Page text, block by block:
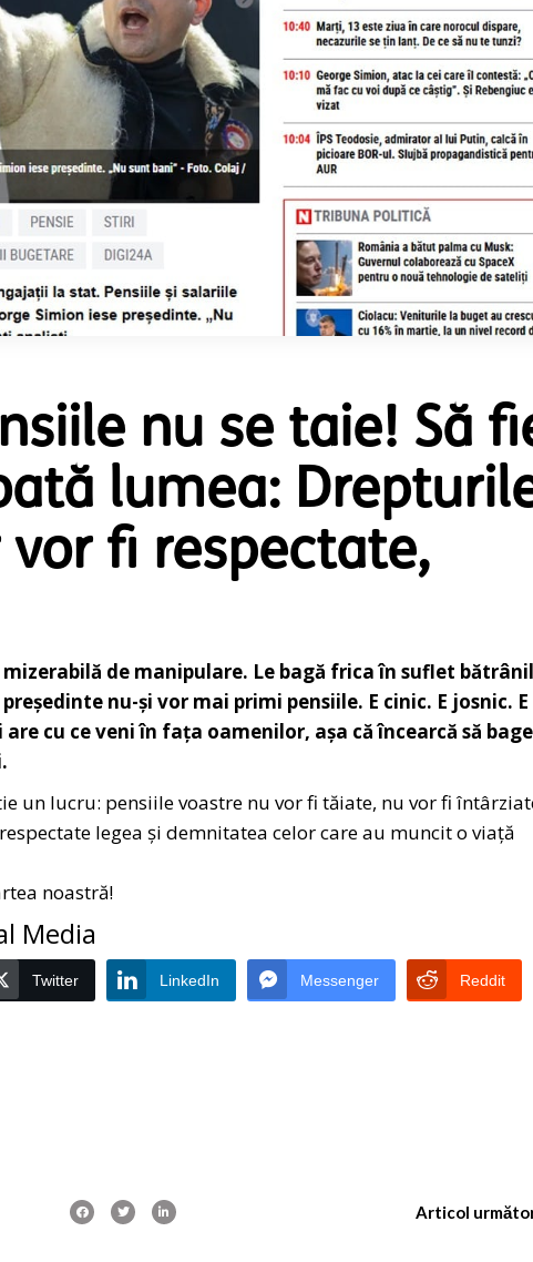
nu se taie! Să
lumea:
fi respectate,
de manipulare. Le bagă frica în suflet
nu-și vor mai primi pensiile. E cinic. E josnic. E
cu ce veni în fața oamenilor, așa că încearcă să bage
un lucru: pensiile voastre nu vor fi tăiate, nu vor fi
legea și demnitatea celor care au muncit o viață
noastră!
Media
Twitter LinkedIn Messenger Reddit
Articol